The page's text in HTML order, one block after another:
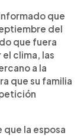
que
del
que fuera
clima, las
a la
que su familia
que la esposa